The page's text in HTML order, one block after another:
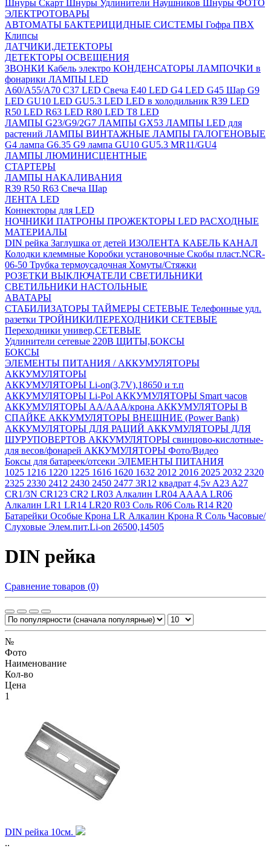
Шнуры Скарт Шнуры Удлинители Наушников Шнуры ФОТО
ЭЛЕКТРОТОВАРЫ
АВТОМАТЫ БАКТЕРИЦИДНЫЕ СИСТЕМЫ Гофра ПВХ
Клипсы
ДАТЧИКИ,ДЕТЕКТОРЫ
ДЕТЕКТОРЫ ОСВЕЩЕНИЯ
ЗВОНКИ Кабель электро КОНДЕНСАТОРЫ ЛАМПОЧКИ в
фонарики ЛАМПЫ LED
A60/A55/A70 C37 LED Свеча E40 LED G4 LED G45 Шар G9
LED GU10 LED GU5.3 LED LED в холодильник R39 LED
R50 LED R63 LED R80 LED T8 LED
ЛАМПЫ G23/G9/2G7 ЛАМПЫ GX53 ЛАМПЫ LED для
растений ЛАМПЫ ВИНТАЖНЫЕ ЛАМПЫ ГАЛОГЕНОВЫЕ
G4 лампа G6.35 G9 лампа GU10 GU5.3 MR11/GU4
ЛАМПЫ ЛЮМИНИСЦЕНТНЫЕ
СТАРТЕРЫ
ЛАМПЫ НАКАЛИВАНИЯ
R39 R50 R63 Свеча Шар
ЛЕНТА LED
Коннекторы для LED
НОЧНИКИ ПАТРОНЫ ПРОЖЕКТОРЫ LED РАСХОДНЫЕ
МАТЕРИАЛЫ
DIN рейка Заглушка от детей ИЗОЛЕНТА КАБЕЛЬ КАНАЛ
Колодки клеммные Коробки установочные Скобы пласт.NCR-
06-50 Трубка термоусадочная Хомуты/Стяжки
РОЗЕТКИ ВЫКЛЮЧАТЕЛИ СВЕТИЛЬНИКИ
СВЕТИЛЬНИКИ НАСТОЛЬНЫЕ
АВАТАРЫ
СТАБИЛИЗАТОРЫ ТАЙМЕРЫ СЕТЕВЫЕ Телефонные удл.
разетки ТРОЙНИКИ/ПЕРЕХОДНИКИ СЕТЕВЫЕ
Переходники универ,СЕТЕВЫЕ
Удлинители сетевые 220В ЩИТЫ,БОКСЫ
БОКСЫ
ЭЛЕМЕНТЫ ПИТАНИЯ / АККУМУЛЯТОРЫ
АККУМУЛЯТОРЫ
АККУМУЛЯТОРЫ Li-on(3,7V),18650 и т.п
АККУМУЛЯТОРЫ Li-Pol АККУМУЛЯТОРЫ Smart часов
АККУМУЛЯТОРЫ АА/ААА/крона АККУМУЛЯТОРЫ В
СПАЙКЕ АККУМУЛЯТОРЫ ВНЕШНИЕ (Power Bank)
АККУМУЛЯТОРЫ ДЛЯ РАЦИЙ АККУМУЛЯТОРЫ ДЛЯ
ШУРУПОВЕРТОВ АККУМУЛЯТОРЫ свинцово-кислотные-
для весов/фонарей АККУМУЛЯТОРЫ Фото/Видео
Боксы для батареек/отсеки ЭЛЕМЕНТЫ ПИТАНИЯ
1025 1216 1220 1225 1616 1620 1632 2012 2016 2025 2032 2320
2325 2330 2412 2430 2450 2477 3R12 квадрат 4,5v A23 A27
CR1/3N CR123 CR2 LR03 Алкалин LR04 AAAA LR06
Алкалин LR1 LR14 LR20 R03 Соль R06 Соль R14 R20
Батарейки Особые Крона LR Алкалин Крона R Соль Часовые/
Слуховые Элем.пит.Li-on 26500,14505
DIN рейка
Сравнение товаров (0)
№
Фото
Наименование
Кол-во
Цена
1
DIN рейка 10см.
..